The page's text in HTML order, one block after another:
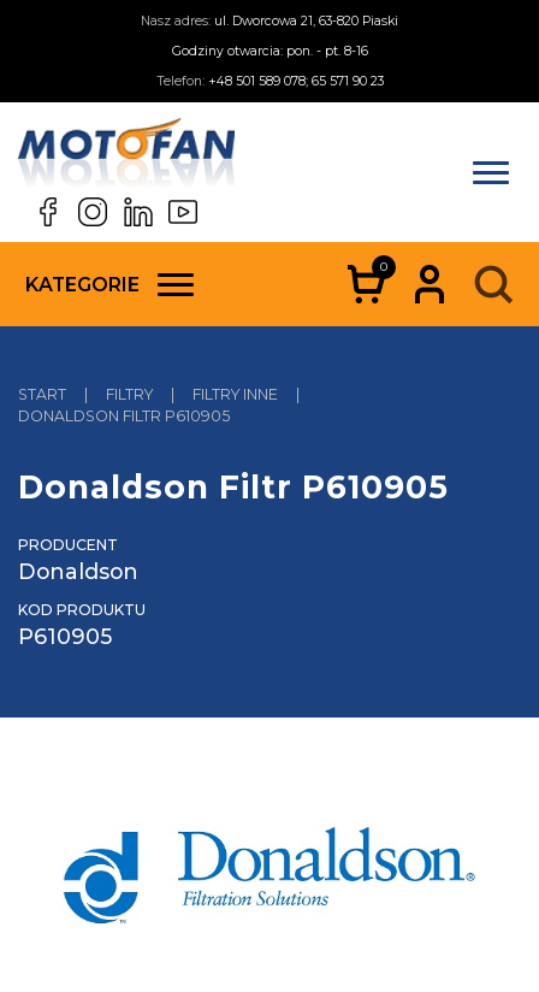
Nasz adres: ul. Dworcowa 21, 63-820 Piaski
Godziny otwarcia: pon. - pt. 8-16
Telefon: +48 501 589 078; 65 571 90 23
KATEGORIE
0
START | FILTRY | FILTRY INNE
|
DONALDSON FILTR P610905
Donaldson Filtr P610905
PRODUCENT
Donaldson
KOD PRODUKTU
P610905